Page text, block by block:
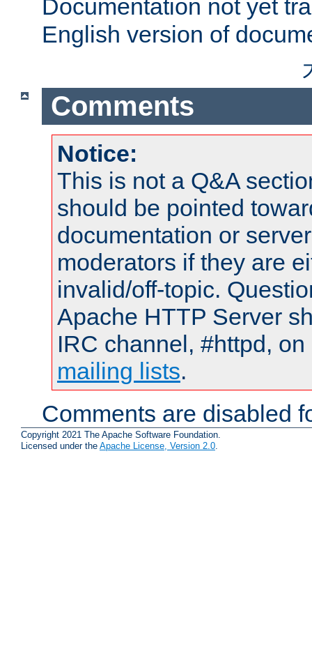
Documentation not yet
English version of
Comments
Notice:
This is not a Q&A
should be pointed
documentation or
moderators if they are
invalid/off-topic.
Apache HTTP Server
IRC channel, #httpd,
mailing lists.
Comments are disabled
Copyright 2021 The Apache Software Foundation.
Licensed under the Apache License, Version 2.0.